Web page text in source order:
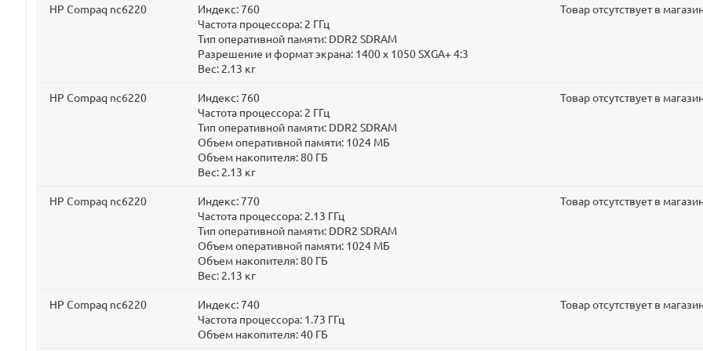
HP Compaq nc6220
Индекс: 760
Частота процессора: 2 ГГц
Тип оперативной памяти: DDR2 SDRAM
Разрешение и формат экрана: 1400 x 1050 SXGA+ 4:3
Вес: 2.13 кг
Товар отсутствует в
HP Compaq nc6220
Индекс: 760
Частота процессора: 2 ГГц
Тип оперативной памяти: DDR2 SDRAM
Объем оперативной памяти: 1024 МБ
Объем накопителя:80 ГБ
Вес: 2.13 кг
Товар отсутствует в
HP Compaq nc6220
Индекс: 770
Частота процессора: 2.13 ГГц
Тип оперативной памяти: DDR2 SDRAM
Объем оперативной памяти: 1024 МБ
Объем накопителя:80 ГБ
Вес: 2.13 кг
Товар отсутствует в
HP Compaq nc6220
Индекс: 740
Частота процессора: 1.73 ГГц
Объем накопителя:40 ГБ
Товар отсутствует в